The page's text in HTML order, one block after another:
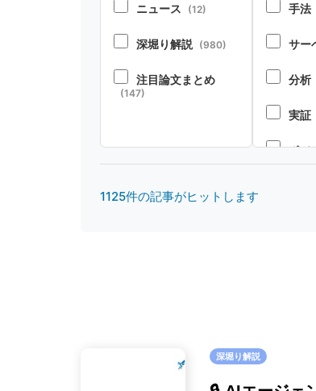
ニュース (12)
深堀り解説 (980)
注目論文まとめ
(147)
手法
サー
分析
実証
ポジ
1125件の記事がヒットします
深堀り解説